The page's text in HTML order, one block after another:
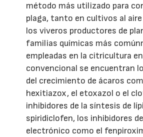
método más utilizado para
plaga, tanto en cultivos al
los viveros productores de
familias químicas más
empleadas en la citricultura
convencional se encuentran
del crecimiento de ácaros
hexitiazox, el etoxazol o el
inhibidores de la síntesis de
spiridiclofen, los inhibidores
electrónico como el